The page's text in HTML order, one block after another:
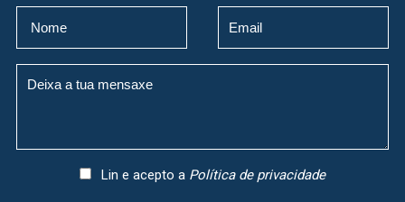
Lin e acepto a Política de privacidade